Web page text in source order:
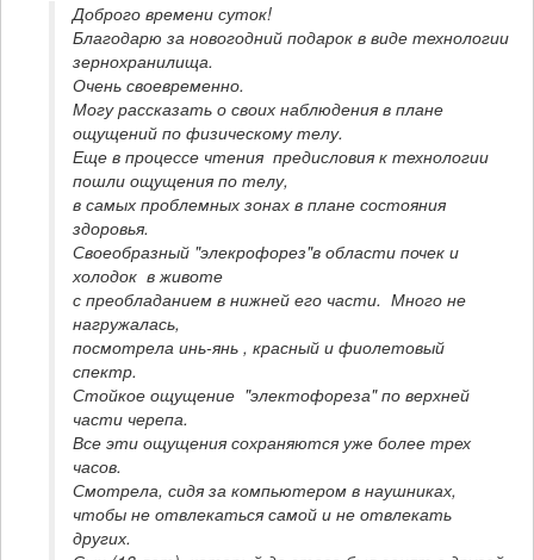
Доброго времени суток!
Благодарю за новогодний подарок в виде технологии
зернохранилища.
Очень своевременно.
Могу рассказать о своих наблюдения в плане
ощущений по физическому телу.
Еще в процессе чтения  предисловия к технологии
пошли ощущения по телу,
в самых проблемных зонах в плане состояния
здоровья.
Своеобразный "элекрофорез"в области почек и
холодок  в животе
с преобладанием в нижней его части.  Много не
нагружалась,
посмотрела инь-янь , красный и фиолетовый
спектр.
Стойкое ощущение  "электофореза" по верхней
части черепа.
Все эти ощущения сохраняются уже более трех
часов.
Смотрела, сидя за компьютером в наушниках,
чтобы не отвлекаться самой и не отвлекать
других.